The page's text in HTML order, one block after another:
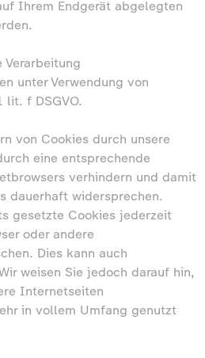
Ihrem Endgerät abgelegten
unter Verwendung von
lit. f DSGVO.
von Cookies durch unsere
eine entsprechende
verhindern und damit
dauerhaft widersprechen.
gesetzte Cookies jederzeit
oder andere
Dies kann auch
weisen Sie jedoch darauf hin,
Internetseiten
in vollem Umfang genutzt